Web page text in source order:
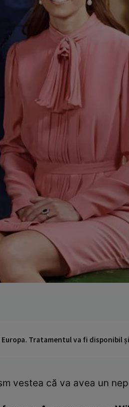
Tratamentul va fi disponibil
vestea că va avea un